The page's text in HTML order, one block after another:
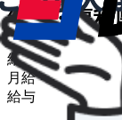
給与・福利
給与形態
月給
給与